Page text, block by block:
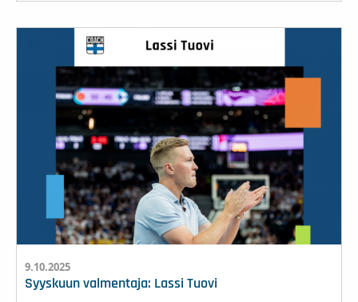
9.10.2025
Syyskuun valmentaja: Lassi Tuovi